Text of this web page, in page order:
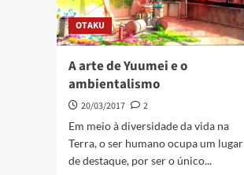
OTAKU
A arte de Yuumei e o
ambientalismo
20/03/2017
2
Em meio à diversidade da vida na
Terra, o ser humano ocupa um lugar
de destaque, por ser o único...